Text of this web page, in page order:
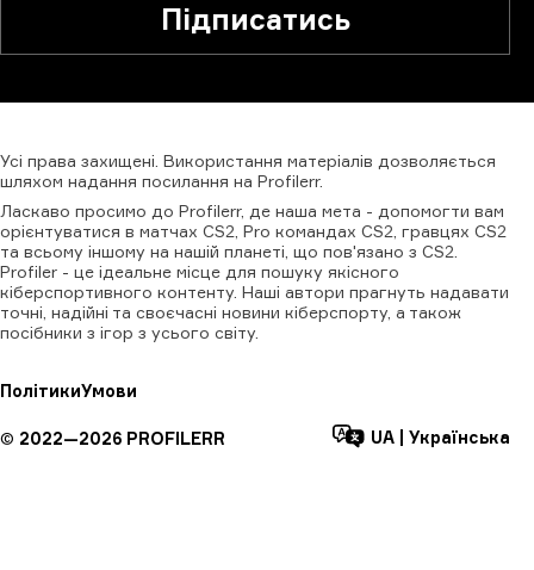
Підписатись
Усі права захищені. Використання матеріалів дозволяється
шляхом надання посилання на Profilerr.
Ласкаво просимо до Profilerr, де наша мета - допомогти вам
орієнтуватися в матчах CS2, Pro командах CS2, гравцях CS2
та всьому іншому на нашій планеті, що пов'язано з CS2.
Profiler - це ідеальне місце для пошуку якісного
кіберспортивного контенту. Наші автори прагнуть надавати
точні, надійні та своєчасні новини кіберспорту, а також
посібники з ігор з усього світу.
ПолітикиУмови
© 2022—2026 PROFILERR UA Українська